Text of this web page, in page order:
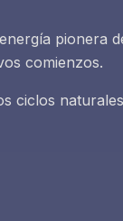
pionera
comienzos.
ciclos